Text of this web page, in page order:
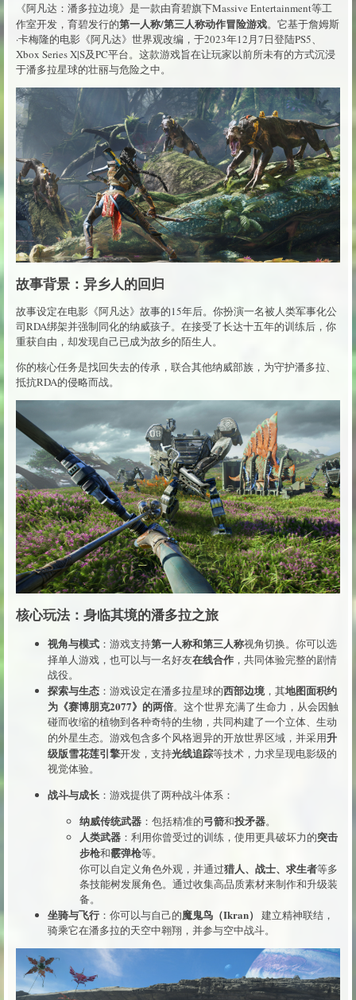
《阿凡达：潘多拉边境》是一款由育碧旗下Massive Entertainment等工
作室开发，育碧发行的第一人称/第三人称动作冒险游戏。它基于詹姆斯
·卡梅隆的电影《阿凡达》世界观改编，于2023年12月7日登陆PS5、
Xbox Series X|S及PC平台。这款游戏旨在让玩家以前所未有的方式沉浸
于潘多拉星球的壮丽与危险之中。
故事背景：异乡人的回归
故事设定在电影《阿凡达》故事的15年后。你扮演一名被人类军事化公
司RDA绑架并强制同化的纳威孩子。在接受了长达十五年的训练后，你
重获自由，却发现自己已成为故乡的陌生人。
你的核心任务是找回失去的传承，联合其他纳威部族，为守护潘多拉、
抵抗RDA的侵略而战。
核心玩法：身临其境的潘多拉之旅
视角与模式 ：游戏支持第一人称和第三人称视角切换。你可以选
择单人游戏，也可以与一名好友在线合作 ，共同体验完整的剧情
战役。
探索与生态 ：游戏设定在潘多拉星球的西部边境 ，其地图面积约
为《赛博朋克2077》的两倍。这个世界充满了生命力，从会因触
碰而收缩的植物到各种奇特的生物，共同构建了一个立体、生动
的外星生态。游戏包含多个风格迥异的开放世界区域，并采用升
级版雪花莲引擎开发，支持光线追踪等技术，力求呈现电影级的
视觉体验。
战斗与成长 ：游戏提供了两种战斗体系：
纳威传统武器 ：包括精准的弓箭和投矛器。
人类武器 ：利用你曾受过的训练，使用更具破坏力的突击
步枪和霰弹枪等。
你可以自定义角色外观，并通过猎人、战士、求生者等多
条技能树发展角色。通过收集高品质素材来制作和升级装
备。
坐骑与飞行 ：你可以与自己的魔鬼鸟（Ikran）
建立精神联结，
骑乘它在潘多拉的天空中翱翔，并参与空中战斗。